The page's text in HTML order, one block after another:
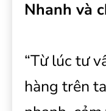
Nhanh và
“Từ lúc tư
hàng trên